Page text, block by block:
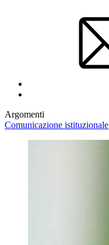
Argomenti
Comunicazione istituzionale